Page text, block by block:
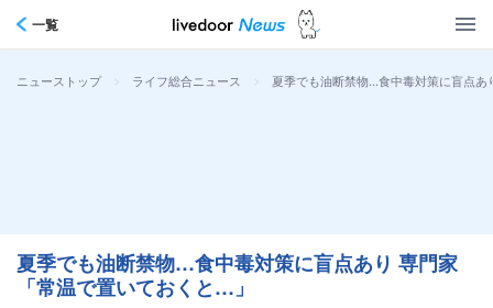
一覧
ニューストップ > ライフ総合ニュース > 夏季でも油断禁物…食中毒対策に盲点
夏季でも油断禁物…食中毒対策に盲点あり 専門家
「常温で置いておくと…」